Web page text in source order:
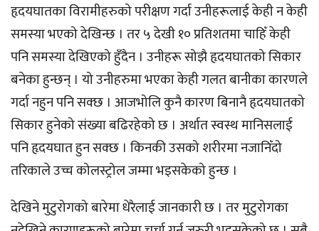
हृदयघातका विरामीहरुको परीक्षण गर्दा उनीहरूलाई केही न केही
समस्या भएको देखिन्छ । तर ५ देखी १० प्रतिशतमा चाहिँ केही
पनि समस्या देखिएको हुँदैन । उनीहरू सोझै हृदयघातको सिकार
बनेका हुन्छन् । यो उनीहरुमा भएका केही गलत बानीका कारणले
गर्दा नहुन पनि सक्छ । आजभोलि कुनै कारण बिनानै हृदयघातको
सिकार हुनेको संख्या बढिरहेको छ । अर्थात स्वस्थ मानिसलाई
पनि हृदयघात हुन सक्छ । किनकी उसको शरीरमा नजानिँदो
तरिकाले उच्च कोलस्ट्रोल जम्मा भइसकेको हुन्छ ।
देखिने मुटुरोगको बारेमा धेरैलाई जानकारी छ । तर मुटुरोगका